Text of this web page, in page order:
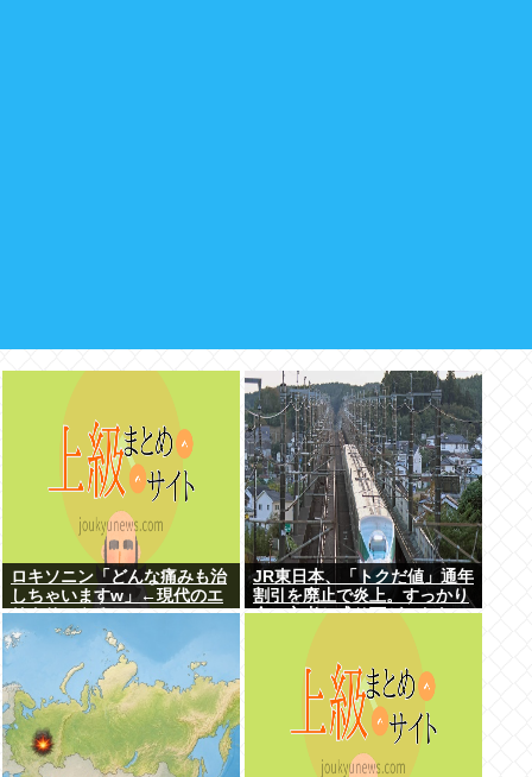
ロキソニン「どんな痛みも治
しちゃいますw」←現代のエ
リクサーやろ…
JR東日本、「トクだ値」通年
割引を廃止で炎上。すっかり
金の亡者と成り下がったな